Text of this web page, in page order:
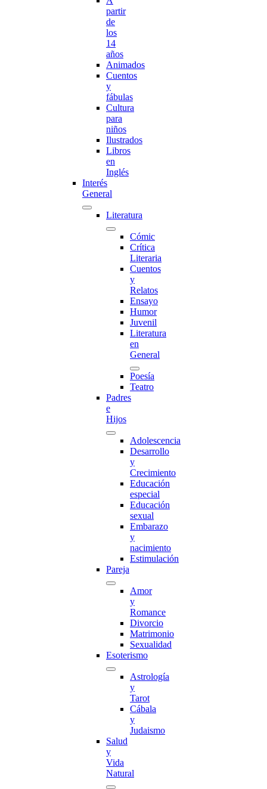
partir
de
los
14
años
Animados
Cuentos
y
fábulas
Cultura
para
niños
Ilustrados
Libros
en
Inglés
Interés
General
Literatura
Cómic
Crítica
Literaria
Cuentos
y
Relatos
Ensayo
Humor
Juvenil
Literatura
en
General
Poesía
Teatro
Padres
e
Hijos
Adolescencia
Desarrollo
y
Crecimiento
Educación
especial
Educación
sexual
Embarazo
y
nacimiento
Estimulación
Pareja
Amor
y
Romance
Divorcio
Matrimonio
Sexualidad
Esoterismo
Astrología
y
Tarot
Cábala
y
Judaismo
Salud
y
Vida
Natural